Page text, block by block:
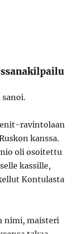
ravintolaan
kanssa.
oli osoitettu
kassille,
Kontulasta
nimi, maisteri